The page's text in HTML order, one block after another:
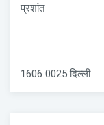
प्रशांत
1606 0025 दिल्ली